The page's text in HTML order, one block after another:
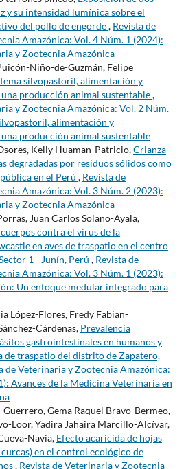
y su intensidad lumínica sobre el
del pollo de engorde, Revista de
Amazónica: Vol. 4 Núm. 1 (2024):
y Zootecnia Amazónica
Niño-de-Guzmán, Felipe
silvopastoril, alimentación y
producción animal sustentable,
y Zootecnia Amazónica: Vol. 2 Núm.
alimentación y
producción animal sustentable
Kelly Huaman-Patricio,Crianza
degradadas por residuos sólidos como
en el Perú , Revista de
Amazónica: Vol. 3 Núm. 2 (2023):
y Zootecnia Amazónica
Juan Carlos Solano-Ayala,
contra el virus de la
en aves de traspatio en el centro
1 - Junín, Perú , Revista de
Amazónica: Vol. 3 Núm. 1 (2023):
Un enfoque medular integrado para
López-Flores, Fredy Fabian-
Cárdenas, Prevalencia
gastrointestinales en humanos y
de traspatio del distrito de Zapatero,
de Veterinaria y Zootecnia Amazónica:
Avances de la Medicina Veterinaria en
Gema Raquel Bravo-Bermeo,
Loor, Yadira Jahaira Marcillo-Alcívar,
Navia, Efecto acaricida de hojas
en el control ecológico de
, Revista de Veterinaria y Zootecnia